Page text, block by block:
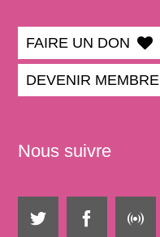
FAIRE UN DON
DEVENIR MEMBRE
Nous suivre